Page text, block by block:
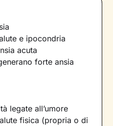
e ipocondria
acuta
forte ansia
legate all’umore
fisica (propria o di